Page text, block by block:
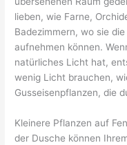
lieben, wie Farne,
Badezimmern, wo sie
aufnehmen können.
natürliches Licht hat,
wenig Licht brauchen,
Gusseisenpflanzen, die
Kleinere Pflanzen auf
der Dusche können